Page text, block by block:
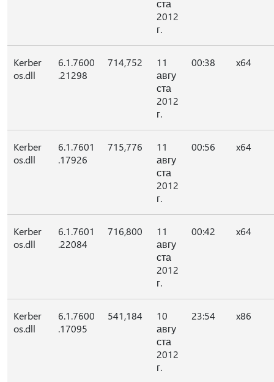
ста
2012
г.
Kerber
os.dll
6.1.7600
.21298
714,752
11
авгу
ста
2012
г.
00:38 x64
Kerber
os.dll
6.1.7601
.17926
715,776
11
авгу
ста
2012
г.
00:56 x64
Kerber
os.dll
6.1.7601
.22084
716,800
11
авгу
ста
2012
г.
00:42 x64
Kerber
os.dll
6.1.7600
.17095
541,184
10
авгу
ста
2012
г.
23:54 x86